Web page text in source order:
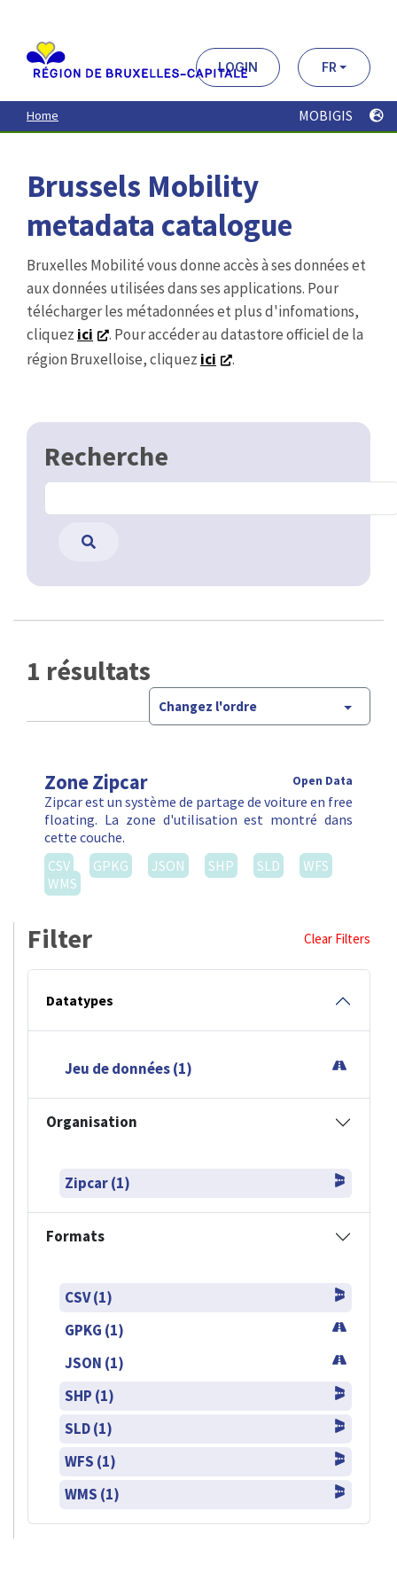
contenu
principal
LOGIN FR
Home MOBIGIS
Brussels Mobility
metadata catalogue
Bruxelles Mobilité vous donne accès à ses données et
aux données utilisées dans ses applications. Pour
télécharger les métadonnées et plus d'infomations,
cliquez ici
. Pour accéder au datastore officiel de la
région Bruxelloise, cliquez ici .
Recherche
1 résultats
Changez l'ordre
Zone Zipcar Open Data
Zipcar est un système de partage de voiture en free
floating. La zone d'utilisation est montré dans
cette couche.
CSV
GPKG JSON SHP SLD
WFS
WMS
Filter Clear Filters
Datatypes
Jeu de données (1)
Organisation
Zipcar (1)
Formats
CSV (1)
GPKG (1)
JSON (1)
SHP (1)
SLD (1)
WFS (1)
WMS (1)